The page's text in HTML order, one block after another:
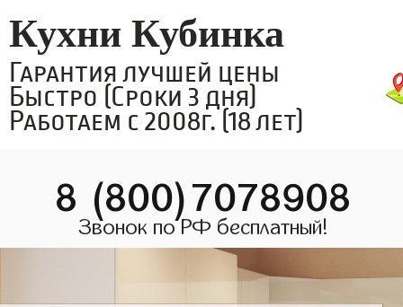
Кухни Кубинка
Гарантия лучшей цены
Быстро (Сроки 3 дня)
Работаем с 2008г. (18 лет)
8 (800)7078908
Звонок по РФ бесплатный!